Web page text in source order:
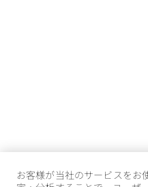
お客様が当社のサービスをお